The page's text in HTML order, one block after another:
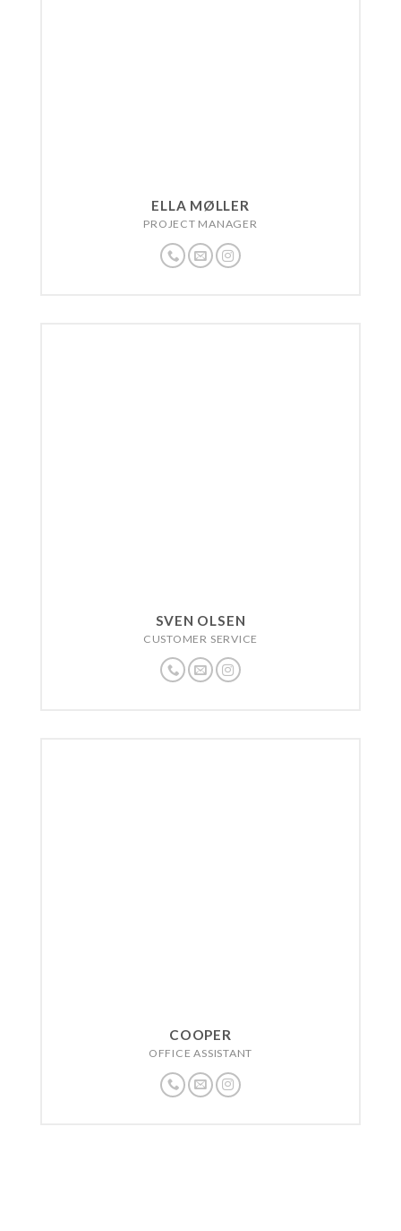
ELLA MØLLER
PROJECT MANAGER
SVEN OLSEN
CUSTOMER SERVICE
COOPER
OFFICE ASSISTANT